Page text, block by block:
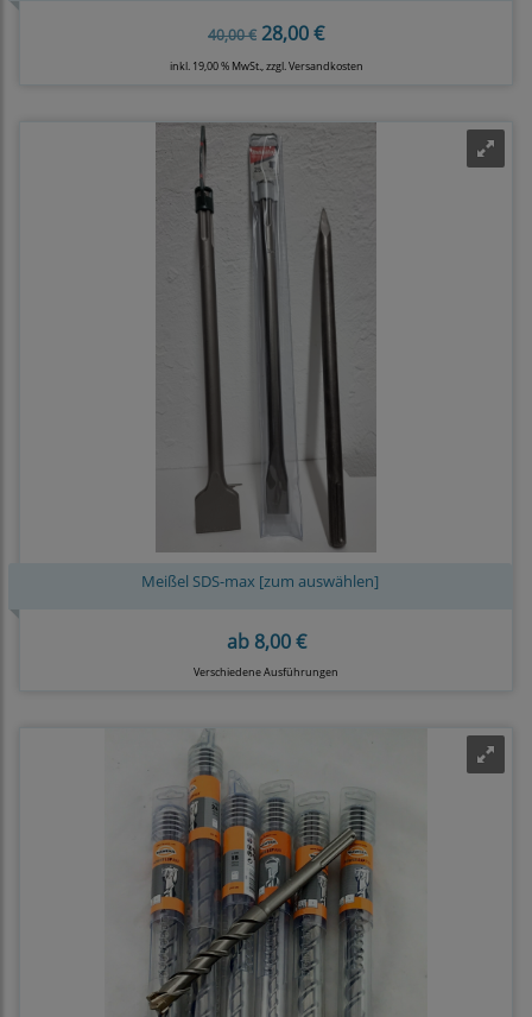
40,00 € 28,00 €
inkl. 19,00 % MwSt., zzgl.Versandkosten
Meißel SDS-max [zum auswählen]
ab8,00 €
Verschiedene Ausführungen